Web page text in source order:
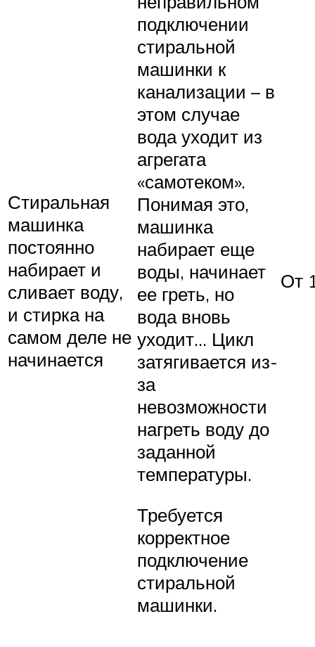
Стиральная
машинка
постоянно
набирает и
сливает воду,
и стирка на
самом деле не
начинается
подключении
стиральной
машинки к
канализации – в
этом случае
вода уходит из
агрегата
«самотеком».
Понимая это,
машинка
набирает еще
воды, начинает
ее греть, но
вода вновь
уходит… Цикл
затягивается из-
за
невозможности
нагреть воду до
заданной
температуры.
Требуется
корректное
подключение
стиральной
машинки.
От